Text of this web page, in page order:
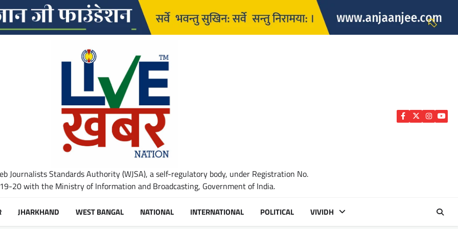
Journalists Standards Authority (WJSA), a self-regulatory body, under Registration No.
20 with the Ministry of Information and Broadcasting, Government of India.
Facebook
Twitter
JHARKHAND WEST BANGAL NATIONAL INTERNATIONAL POLITICAL VIVIDH